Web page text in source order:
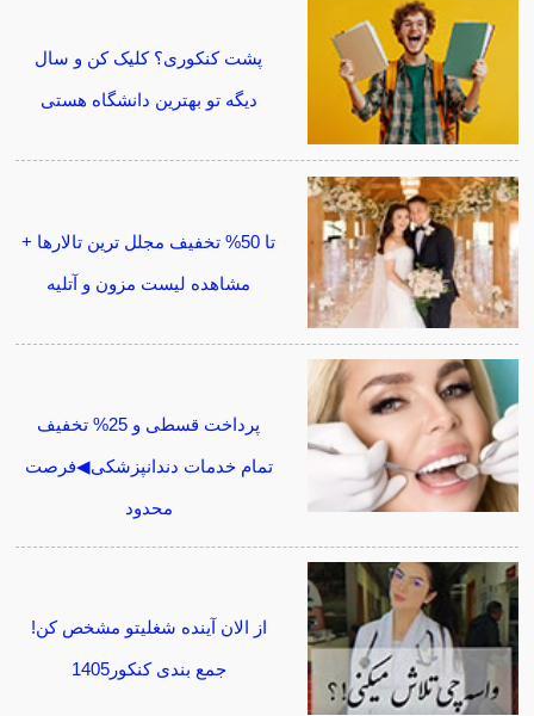
پشت کنکوری؟ کلیک کن و سال
دیگه تو بهترین دانشگاه هستی
تا 50% تخفیف مجلل ترین تالارها +
مشاهده لیست مزون و آتلیه
پرداخت قسطی و 25% تخفیف
تمام خدمات دندانپزشکی◀فرصت
محدود
از الان آینده شغلیتو مشخص کن!
جمع بندی کنکور1405